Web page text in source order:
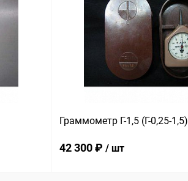
Граммометр Г-1,5 (Г-0,25-1,5)
42 300 ₽ / шт